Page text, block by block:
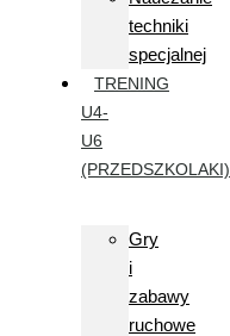
techniki
specjalnej
TRENING
U4-
U6
(PRZEDSZKOLAKI)
Gry
i
zabawy
ruchowe